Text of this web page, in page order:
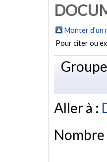
Monter d'un
Pour citer ou
Aller à :